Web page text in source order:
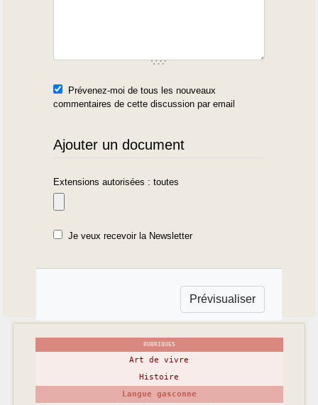
Prévenez-moi de tous les nouveaux
commentaires de cette discussion par email
Ajouter un document
Extensions autorisées : toutes
Je veux recevoir la Newsletter
RUBRIQUES
Art de vivre
Histoire
Langue gasconne